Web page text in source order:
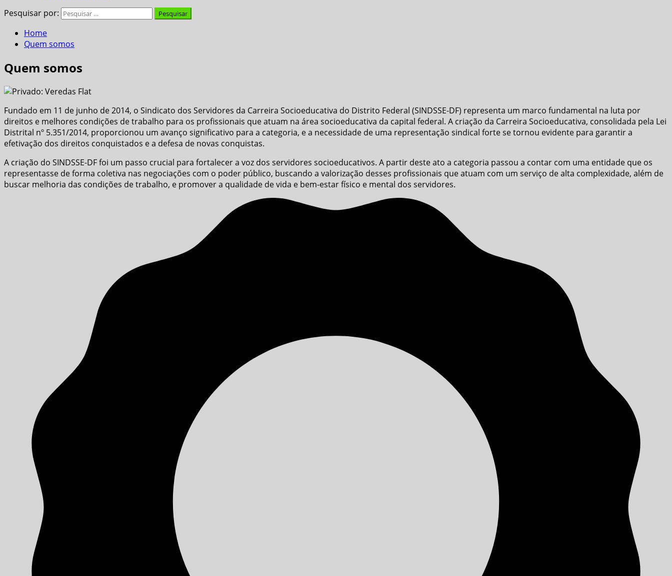
Pesquisar por:
Home
Quem somos
Quem somos
Fundado em 11 de junho de 2014, o Sindicato dos Servidores da Carreira Socioeducativa do Distrito Federal (SINDSSE-DF) representa um marco fundamental na luta por
direitos e melhores condições de trabalho para os profissionais que atuam na área socioeducativa da capital federal. A criação da Carreira Socioeducativa, consolidada pela Lei
Distrital nº 5.351/2014, proporcionou um avanço significativo para a categoria, e a necessidade de uma representação sindical forte se tornou evidente para garantir a
efetivação dos direitos conquistados e a defesa de novas conquistas.
A criação do SINDSSE-DF foi um passo crucial para fortalecer a voz dos servidores socioeducativos. A partir deste ato a categoria passou a contar com uma entidade que os
representasse de forma coletiva nas negociações com o poder público, buscando a valorização desses profissionais que atuam com um serviço de alta complexidade, além de
buscar melhoria das condições de trabalho, e promover a qualidade de vida e bem-estar físico e mental dos servidores.